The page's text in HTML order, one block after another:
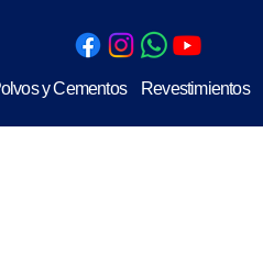
y Cementos Revestimientos